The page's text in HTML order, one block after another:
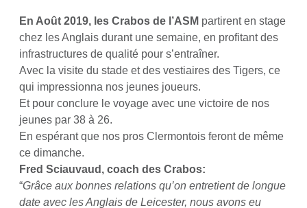
En Août 2019, les Crabos de l’ASM partirent en stage
chez les Anglais durant une semaine, en profitant des
infrastructures de qualité pour s’entraîner.
Avec la visite du stade et des vestiaires des Tigers, ce
qui impressionna nos jeunes joueurs.
Et pour conclure le voyage avec une victoire de nos
jeunes par 38 à 26.
En espérant que nos pros Clermontois feront de même
ce dimanche.
Fred Sciauvaud, coach des Crabos:
“Grâce aux bonnes relations qu’on entretient de longue
date avec les Anglais de Leicester, nous avons eu